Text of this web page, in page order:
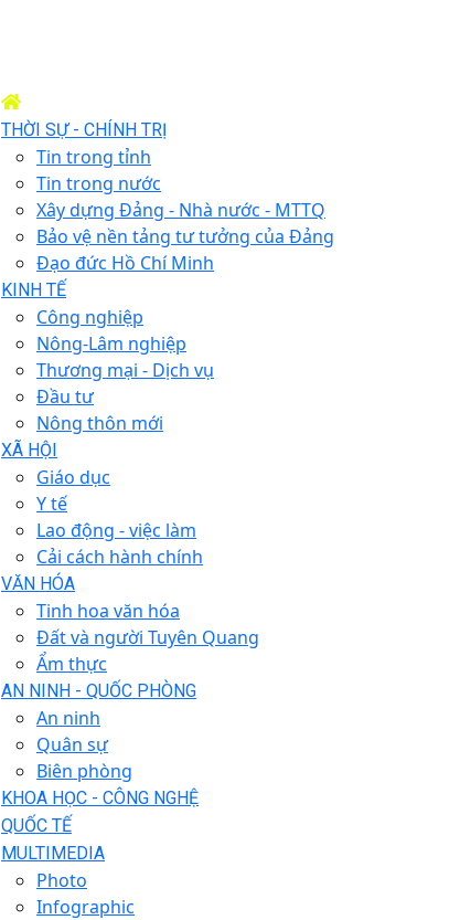
THỜI SỰ - CHÍNH TRỊ
Tin trong tỉnh
Tin trong nước
Xây dựng Đảng - Nhà nước - MTTQ
Bảo vệ nền tảng tư tưởng của Đảng
Đạo đức Hồ Chí Minh
KINH TẾ
Công nghiệp
Nông-Lâm nghiệp
Thương mại - Dịch vụ
Đầu tư
Nông thôn mới
XÃ HỘI
Giáo dục
Y tế
Lao động - việc làm
Cải cách hành chính
VĂN HÓA
Tinh hoa văn hóa
Đất và người Tuyên Quang
Ẩm thực
AN NINH - QUỐC PHÒNG
An ninh
Quân sự
Biên phòng
KHOA HỌC - CÔNG NGHỆ
QUỐC TẾ
MULTIMEDIA
Photo
Infographic